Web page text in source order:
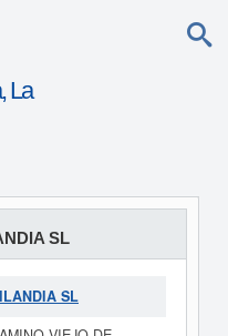
La
SL
SL